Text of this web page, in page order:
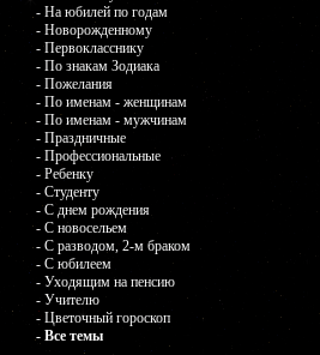
- На юбилей по годам
- Новорожденному
- Первокласснику
- По знакам Зодиака
- Пожелания
- По именам - женщинам
- По именам - мужчинам
- Праздничные
- Профессиональные
- Ребенку
- Студенту
- С днем рождения
- С новосельем
- С разводом, 2-м браком
- С юбилеем
- Уходящим на пенсию
- Учителю
- Цветочный гороскоп
- Все темы